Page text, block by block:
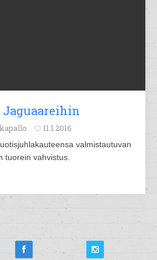
11.1.2016
valmistautuvan
tuorein vahvistus.